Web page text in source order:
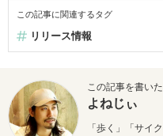
この記事に関連するタグ
リリース情報
この記事を書い
よねじぃ
「歩く」「サイ